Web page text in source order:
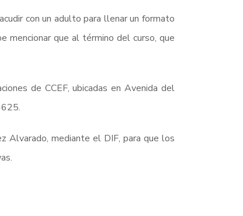
con un adulto para llenar un formato
mencionar que al término del curso, que
de CCEF, ubicadas en Avenida del
Alvarado, mediante el DIF, para que los